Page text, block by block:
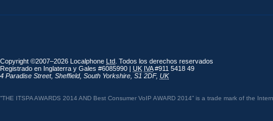
Copyright ©2007–2026 Localphone Ltd . Todos los derechos reservados
Registrado en Inglaterra y Gales #6085990 | UK IVA#911 5418 49
4 Paradise Street, Sheffield, South Yorkshire S1 2DF, UK
“THE ITSPA AWARDS 2014 AND Best Consumer VoIP AWARD 2014” is a trade mark of the